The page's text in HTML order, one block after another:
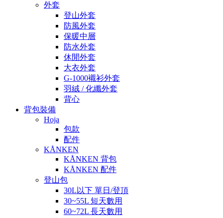
外套
登山外套
防風外套
保暖中層
防水外套
休閒外套
大衣外套
G-1000襯衫外套
羽絨 / 化纖外套
背心
背包裝備
Hoja
包款
配件
KÅNKEN
KÅNKEN 背包
KÅNKEN 配件
登山包
30L以下 單日/登頂
30~55L 短天數用
60~72L 長天數用